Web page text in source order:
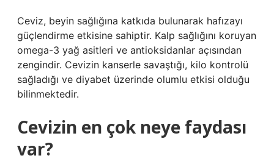
Ceviz, beyin sağlığına katkıda bulunarak hafızayı
güçlendirme etkisine sahiptir. Kalp sağlığını koruyan
omega-3 yağ asitleri ve antioksidanlar açısından
zengindir. Cevizin kanserle savaştığı, kilo kontrolü
sağladığı ve diyabet üzerinde olumlu etkisi olduğu
bilinmektedir.
Cevizin en çok neye faydası
var?